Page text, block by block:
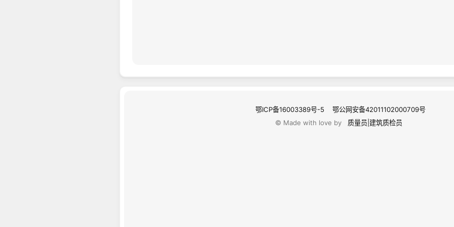
鄂ICP备16003389号-5
鄂公网安备42011102000709号
© Made with love by
质量员|建筑质检员